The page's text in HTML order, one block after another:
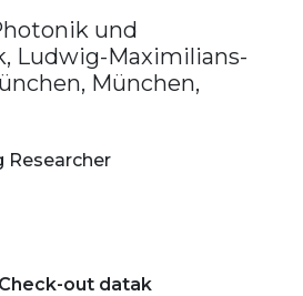
und
Ludwig-Maximilians-
München,
Researcher
out datak